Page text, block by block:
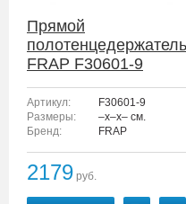
Прямой
полотенцедержатель
FRAP F30601-9
Артикул:
F30601-9
Размеры:
–x–x– см.
Бренд:
FRAP
2179 руб.